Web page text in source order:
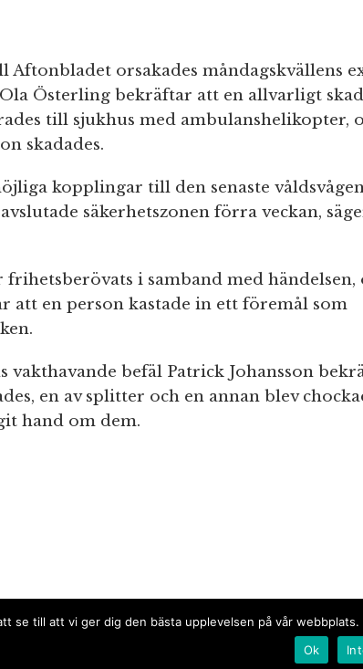
orsakades måndagskvällens
Österling bekräftar att en allvarligt
till sjukhus med ambulanshelikopter,
skadades.
kopplingar till den senaste
säkerhetszonen förra veckan,
i samband med händelsen,
att en person kastade in ett föremål som
vakthavande befäl Patrick Johansson
en av splitter och en annan blev
hand om dem.
se till att vi ger dig den bästa upplevelsen på vår
Ok